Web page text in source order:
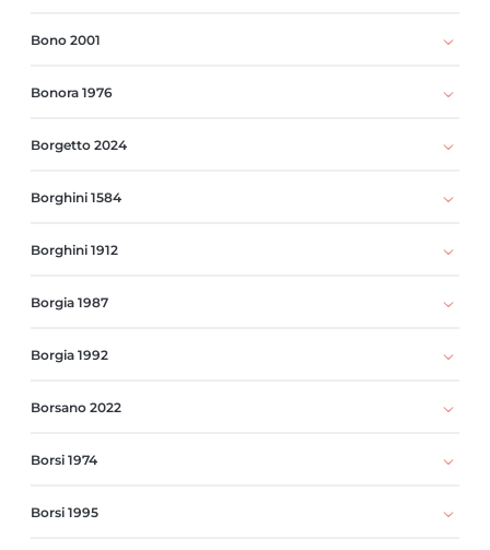
Bono 2001
Bonora 1976
Borgetto 2024
Borghini 1584
Borghini 1912
Borgia 1987
Borgia 1992
Borsano 2022
Borsi 1974
Borsi 1995